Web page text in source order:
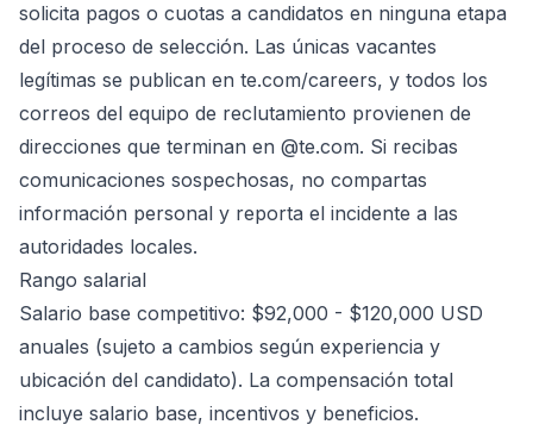
solicita pagos o cuotas a candidatos en ninguna etapa
del proceso de selección. Las únicas vacantes
legítimas se publican en te.com/careers, y todos los
correos del equipo de reclutamiento provienen de
direcciones que terminan en @te.com. Si recibas
comunicaciones sospechosas, no compartas
información personal y reporta el incidente a las
autoridades locales.
Rango salarial
Salario base competitivo: $92,000 - $120,000 USD
anuales (sujeto a cambios según experiencia y
ubicación del candidato). La compensación total
incluye salario base, incentivos y beneficios.